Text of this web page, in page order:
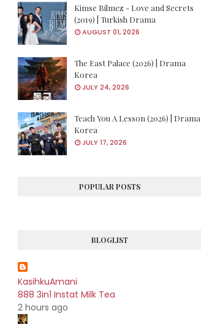
Kimse Bilmez - Love and Secrets
(2019) | Turkish Drama
AUGUST 01, 2026
The East Palace (2026) | Drama
Korea
JULY 24, 2026
Teach You A Lesson (2026) | Drama
Korea
JULY 17, 2026
POPULAR POSTS
BLOGLIST
KasihkuAmani
888 3in1 Instat Milk Tea
2 hours ago